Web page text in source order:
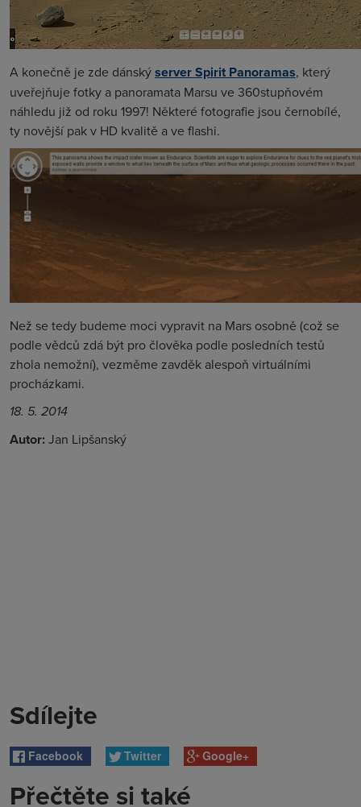
A konečně je zde dánskýserver Spirit Panoramas, který
uveřejňuje fotky a panoramata Marsu ve 360stupňovém
náhledu již od roku 1997! Některé fotografie jsou černobílé,
ty novější pak v HD kvalitě a ve flashi.
Než se tedy budeme moci vypravit na Mars osobně (což se
podle vědců zdá být pro člověka podle posledních testů
zhola nemožní), vezměme zavděk alespoň virtuálními
procházkami.
18. 5. 2014
Autor: Jan Lipšanský
Sdílejte
Facebook Twitter Google+
Přečtěte si také